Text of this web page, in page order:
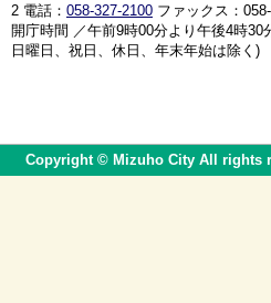
2 電話： 058-327-2100 ファックス：
開庁時間 ／午前9時00分より午後4時30
日曜日、祝日、休日、年末年始は除く)
Copyright © Mizuho City All rights